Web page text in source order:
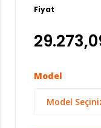
Fiyat
Model